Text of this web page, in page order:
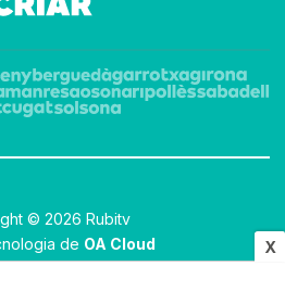
X
© 2026 Rubitv
de OA Cloud